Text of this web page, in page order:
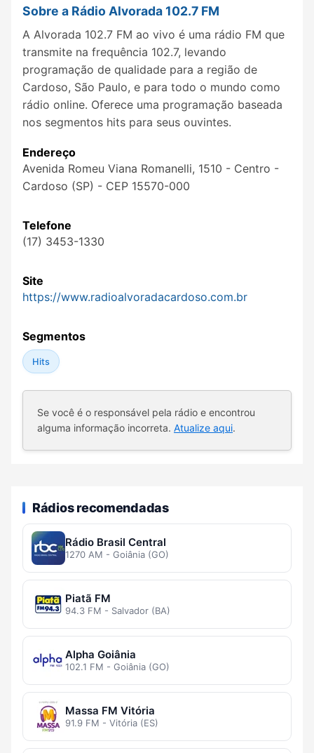
Sobre a Rádio Alvorada 102.7 FM
A Alvorada 102.7 FM ao vivo é uma rádio FM que
transmite na frequência 102.7, levando
programação de qualidade para a região de
Cardoso, São Paulo, e para todo o mundo como
rádio online. Oferece uma programação baseada
nos segmentos hits para seus ouvintes.
Endereço
Avenida Romeu Viana Romanelli, 1510 - Centro -
Cardoso (SP) - CEP 15570-000
Telefone
(17) 3453-1330
Site
https://www.radioalvoradacardoso.com.br
Segmentos
Hits
Se você é o responsável pela rádio e encontrou
alguma informação incorreta. Atualize aqui.
Rádios recomendadas
Rádio Brasil Central
1270 AM - Goiânia (GO)
Piatã FM
94.3 FM - Salvador (BA)
Alpha Goiânia
102.1 FM - Goiânia (GO)
Massa FM Vitória
91.9 FM - Vitória (ES)